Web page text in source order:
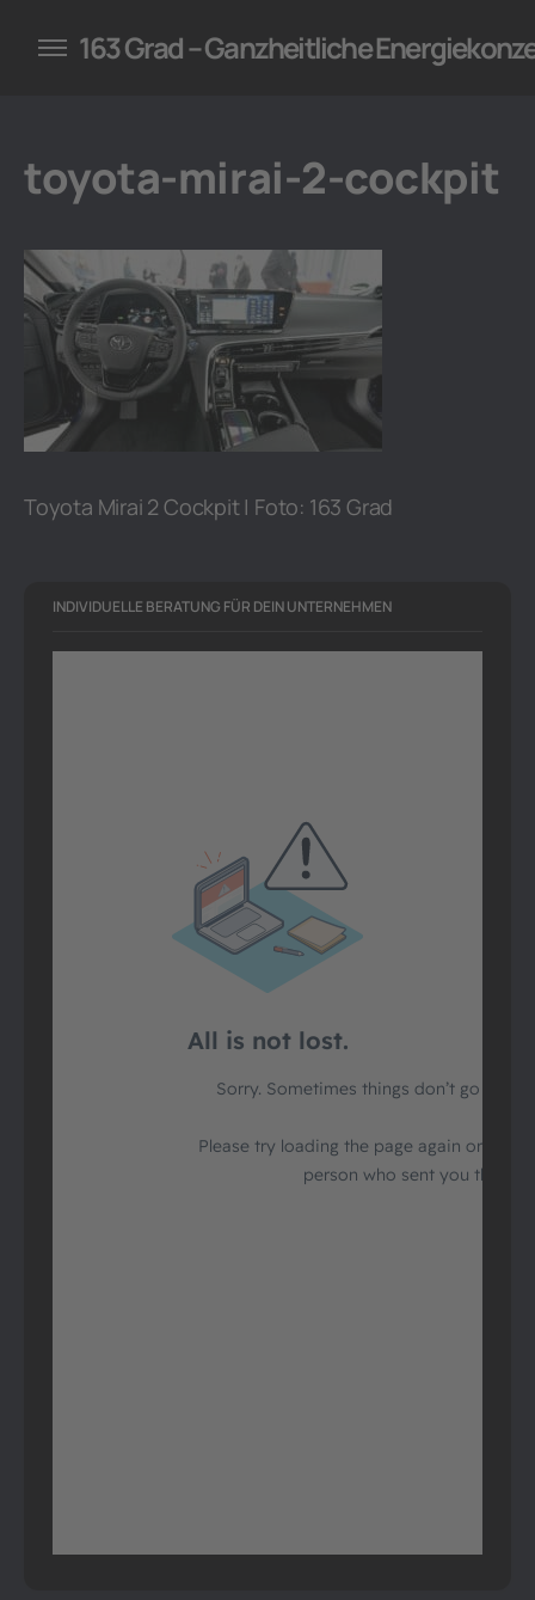
für Unternehmen
163 Grad – Ganzheitliche
toyota-mirai-2-cockpit
Toyota Mirai 2 Cockpit | Foto: 163 Grad
INDIVIDUELLE BERATUNG FÜR DEIN UNTERNEHMEN